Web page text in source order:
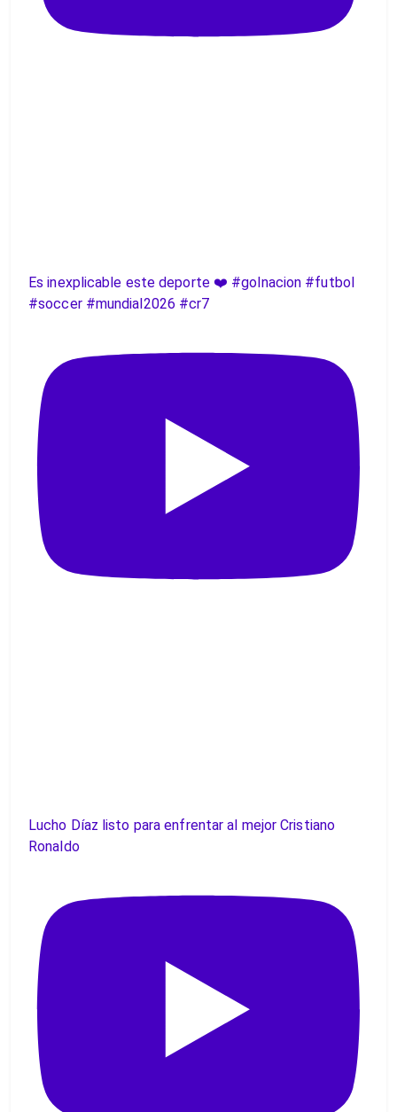
Es inexplicable este deporte ❤️ #golnacion #futbol
#soccer #mundial2026 #cr7
Lucho Díaz listo para enfrentar al mejor Cristiano
Ronaldo